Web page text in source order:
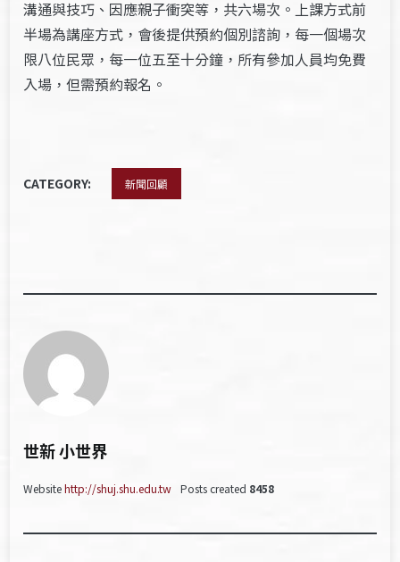
溝通與技巧、因應親子衝突等，共六場次。上課方式前
半場為講座方式，會後提供預約個別諮詢，每一個場次
限八位民眾，每一位五至十分鐘，所有參加人員均免費
入場，但需預約報名。
CATEGORY: 新聞回顧
世新 小世界
Websitehttp://shuj.shu.edu.tw Posts created 8458